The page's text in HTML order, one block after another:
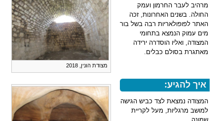
מצודת הונין, 2018
מרהיב לעבר החרמון ועמק
החולה. בשנים האחרונות, זכה
האתר לפופולאריות רבה בשל בור
מים עמוק הנמצא בתחומי
המצודה, ואליו הוסדרה ירידה
מאתגרת בסולם כבלים.
איך להגיע:
המצודה נמצאת לצד כביש הגישה
למושב מרגליות, מעל לקריית